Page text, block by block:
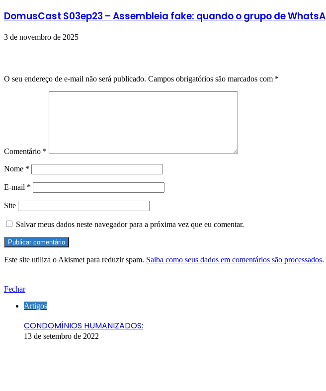
DomusCast S03ep23 – Assembleia fake: quando o grupo de
3 de novembro de 2025
O seu endereço de e-mail não será publicado. Campos obrigatórios são marcados com *
Comentário *
Nome *
E-mail *
Site
Salvar meus dados neste navegador para a próxima vez que eu comentar.
Este site utiliza o Akismet para reduzir spam. Saiba como seus dados em comentários são processados.
Fechar
Artigos
CONDOMÍNIOS HUMANIZADOS:
13 de setembro de 2022